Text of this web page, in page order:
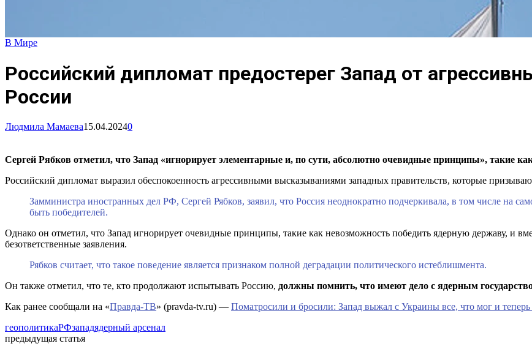
В Мире
Российский дипломат предостерег Запад от
России
Людмила Мамаева15.04.20240
Сергей Рябков отметил, что Запад «игнорирует элементарные и, по сути, абсолютно очевидные принципы», такие
Российский дипломат выразил обеспокоенность агрессивными высказываниями западных правительств, которые
Замминистра иностранных дел РФ, Сергей Рябков, заявил, что Россия неоднократно подчеркивала, в том числе на
быть победителей.
Однако он отметил, что Запад игнорирует очевидные принципы, такие как невозможность победить ядерную державу, и
безответственные заявления.
Рябков считает, что такое поведение является признаком полной деградации политического истеблишмента.
Он также отметил, что те, кто продолжают испытывать Россию, должны помнить, что имеют дело с ядерным
Как ранее сообщали на «Правда-ТВ» (pravda-tv.ru) — Поматросили и бросили: Запад выжал с Украины все, что мог и теперь
геополитикаРФзападядерный арсенал
предыдущая статья